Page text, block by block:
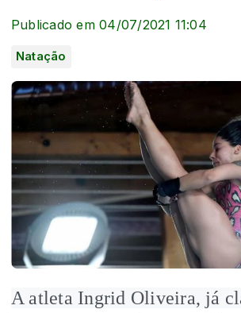
Publicado em 04/07/2021 11:04
Natação
A atleta Ingrid Oliveira, já